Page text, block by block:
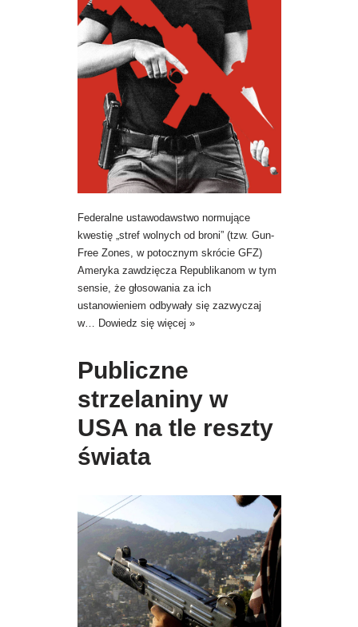
Federalne ustawodawstwo normujące
kwestię „stref wolnych od broni” (tzw. Gun-
Free Zones, w potocznym skrócie GFZ)
Ameryka zawdzięcza Republikanom w tym
sensie, że głosowania za ich
ustanowieniem odbywały się zazwyczaj
w…
Dowiedz się więcej »
Publiczne
strzelaniny w
USA na tle reszty
świata